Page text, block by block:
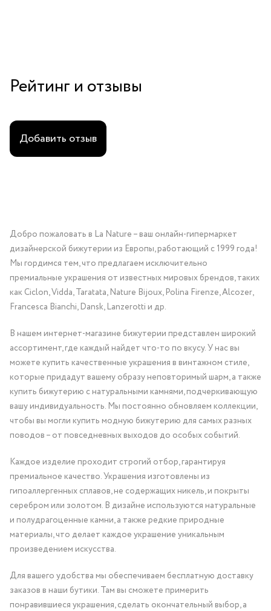
Рейтинг и отзывы
Добавить отзыв
Добро пожаловать в La Nature – ваш онлайн-гипермаркет
дизайнерской бижутерии из Европы, работающий с 1999 года!
Мы гордимся тем, что предлагаем исключительно
премиальные украшения от известных мировых брендов, таких
как Ciclon, Vidda, Taratata, Nature Bijoux, Polina Firenze, Alcozer,
Francesca Bianchi, Dansk, Lanzerotti и др.
В нашем интернет-магазине бижутерии представлен широкий
ассортимент, где каждый найдет что-то по вкусу. У нас вы
можете купить качественные украшения в винтажном стиле,
которые придадут вашему образу неповторимый шарм, а также
купить бижутерию с натуральными камнями, подчеркивающую
вашу индивидуальность. Мы постоянно обновляем коллекции,
чтобы вы могли купить модную бижутерию для самых разных
поводов – от повседневных выходов до особых событий.
Каждое изделие проходит строгий отбор, гарантируя
премиальное качество. Украшения изготовлены из
гипоаллергенных сплавов, не содержащих никель, и покрыты
серебром или золотом. В дизайне используются натуральные
и полудрагоценные камни, а также редкие природные
материалы, что делает каждое украшение уникальным
произведением искусства.
Для вашего удобства мы обеспечиваем бесплатную доставку
заказов в наши бутики. Там вы сможете примерить
понравившиеся украшения, сделать окончательный выбор, а